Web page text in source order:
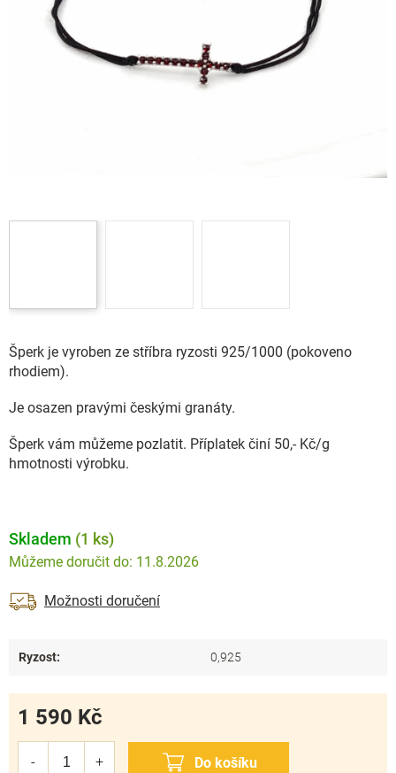
Šperk je vyroben ze stříbra ryzosti 925/1000 (pokoveno
rhodiem).
Je osazen pravými českými granáty.
Šperk vám můžeme pozlatit. Příplatek činí 50,- Kč/g
hmotnosti výrobku.
Skladem (1 ks)
11.8.2026
Možnosti doručení
1 590 Kč
Ryzost: 0,925